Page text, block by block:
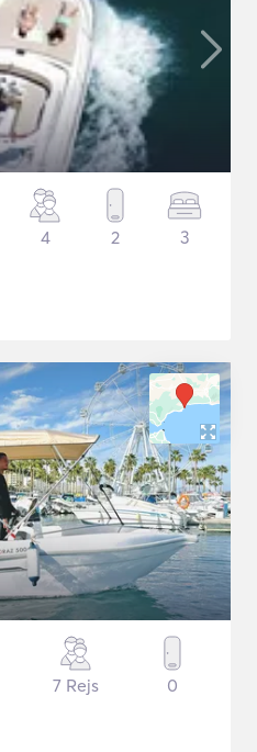
4 2 3
7 Rejs 0